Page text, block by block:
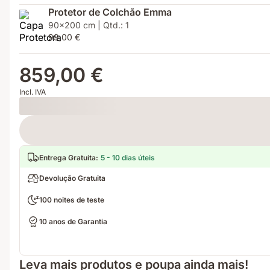
Protetor de Colchão Emma
90x200 cm | Qtd.: 1
99,00 €
859,00 €
Incl. IVA
Loading
Entrega Gratuita: 5 - 10 dias úteis
Devolução Gratuita
100 noites de teste
10 anos de Garantia
Leva mais produtos e poupa ainda mais!